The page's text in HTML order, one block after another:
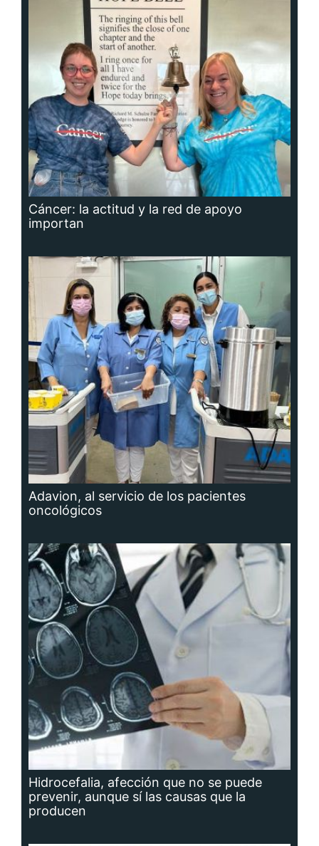
Cáncer: la actitud y la red de apoyo
importan
Adavion, al servicio de los pacientes
oncológicos
Hidrocefalia, afección que no se puede
prevenir, aunque sí las causas que la
producen